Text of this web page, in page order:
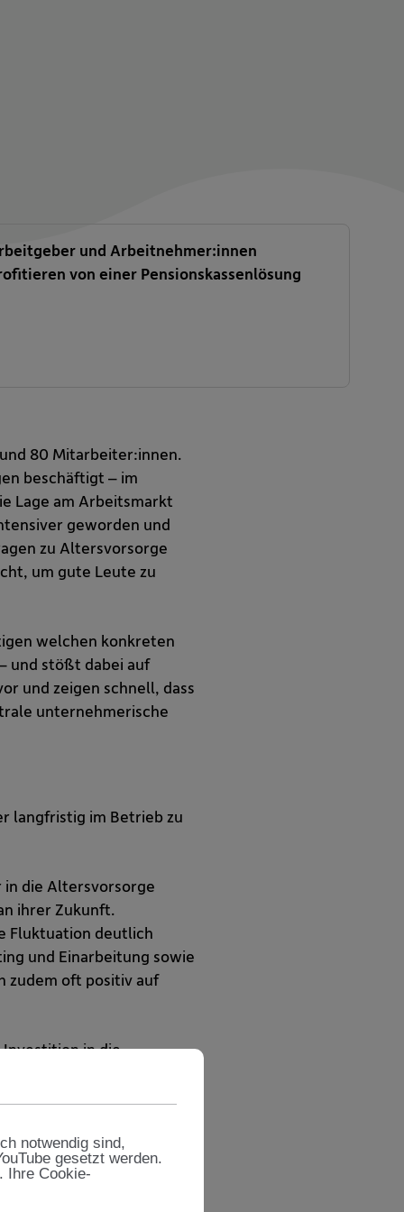
und Arbeitnehmer:innen
von einer Pensionskassenlösung
80 Mitarbeiter:innen.
beschäftigt – im
Lage am Arbeitsmarkt
geworden und
zu Altersvorsorge
um gute Leute zu
welchen konkreten
und stößt dabei auf
und zeigen schnell, dass
unternehmerische
langfristig im Betrieb zu
in die Altersvorsorge
ihrer Zukunft.
Fluktuation deutlich
und Einarbeitung sowie
zudem oft positiv auf
in die
Wettbewerb um
notwendig sind,
gesetzt werden.
Ihre Cookie-